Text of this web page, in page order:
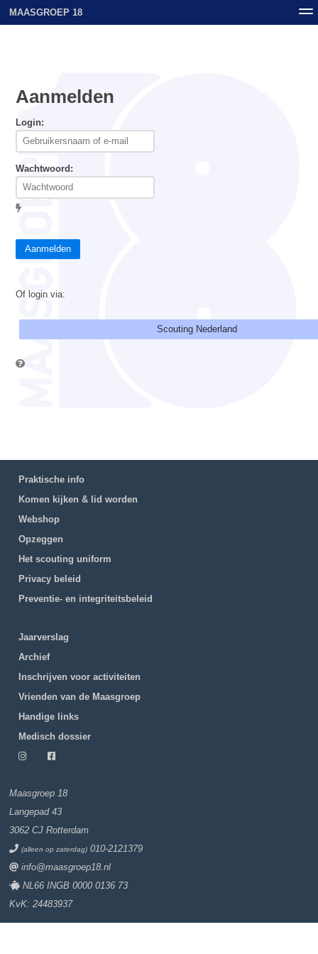
MAASGROEP 18
Aanmelden
Login:
Wachtwoord:
Aanmelden
Of login via:
Scouting Nederland
Praktische info
Komen kijken & lid worden
Webshop
Opzeggen
Het scouting uniform
Privacy beleid
Preventie- en integriteitsbeleid
Jaarverslag
Archief
Inschrijven voor activiteiten
Vrienden van de Maasgroep
Handige links
Medisch dossier
Maasgroep 18
Langepad 43
3062 CJ Rotterdam
(alleen op zaterdag) 010-2121379
info@maasgroep18.nl
NL66 INGB 0000 0136 73
KvK: 24483937